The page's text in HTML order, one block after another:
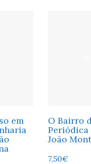
em
O Bairro
Periódica
João
7,50€